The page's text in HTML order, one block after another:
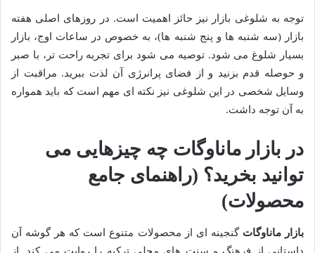
توجه به شلوغی بازار نیز حائز اهمیت است. در روزهای اصلی هفته
بازار (سه شنبه ها و پنج شنبه ها)، به خصوص در ساعات اوج، بازار
بسیار شلوغ می شود. توصیه می شود برای تجربه راحت تر، با صبر
و حوصله قدم بزنید و از فضای پرانرژی آن لذت ببرید. مراقبت از
وسایل شخصی در این شلوغی نیز نکته ای مهم است که باید همواره
به آن توجه داشت.
در بازار ماناوگات چه چیزهایی می
توانید بخرید؟ (راهنمای جامع
محصولات)
بازار ماناوگات گنجینه ای از محصولات متنوع است که هر گوشه آن